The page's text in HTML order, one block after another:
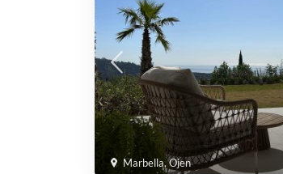
Marbella,Ojen